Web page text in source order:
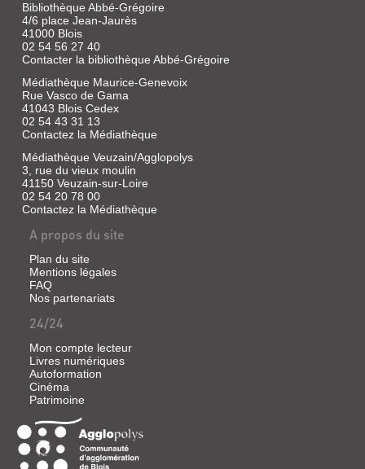
Bibliothèque Abbé-Grégoire
4/6 place Jean-Jaurès
41000 Blois
02 54 56 27 40
Contacter la bibliothèque Abbé-Grégoire
Médiathèque Maurice-Genevoix
Rue Vasco de Gama
41043 Blois Cedex
02 54 43 31 13
Contactez la Médiathèque
Médiathèque Veuzain/Agglopolys
3, rue du vieux moulin
41150 Veuzain-sur-Loire
02 54 20 78 00
Contactez la Médiathèque
A propos du site
Plan du site
Mentions légales
FAQ
Nos partenariats
24/24
Mon compte lecteur
Livres numériques
Autoformation
Cinéma
Patrimoine